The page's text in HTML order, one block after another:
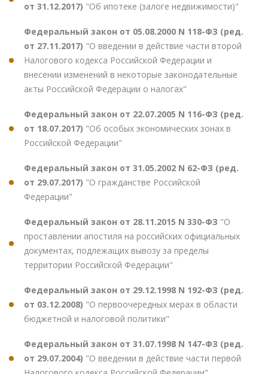
от 31.12.2017) "Об ипотеке (залоге недвижимости)"
Федеральный закон от 05.08.2000 N 118-ФЗ (ред.
от 27.11.2017) "О введении в действие части второй
Налогового кодекса Российской Федерации и
внесении изменений в некоторые законодательные
акты Российской Федерации о налогах"
Федеральный закон от 22.07.2005 N 116-ФЗ (ред.
от 18.07.2017) "Об особых экономических зонах в
Российской Федерации"
Федеральный закон от 31.05.2002 N 62-ФЗ (ред.
от 29.07.2017) "О гражданстве Российской
Федерации"
Федеральный закон от 28.11.2015 N 330-ФЗ "О
проставлении апостиля на российских официальных
документах, подлежащих вывозу за пределы
территории Российской Федерации"
Федеральный закон от 29.12.1998 N 192-ФЗ (ред.
от 03.12.2008) "О первоочередных мерах в области
бюджетной и налоговой политики"
Федеральный закон от 31.07.1998 N 147-ФЗ (ред.
от 29.07.2004) "О введении в действие части первой